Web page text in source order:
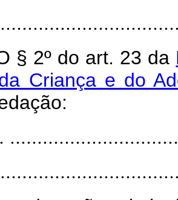
§ 2º do art. 23 da
Criança e do